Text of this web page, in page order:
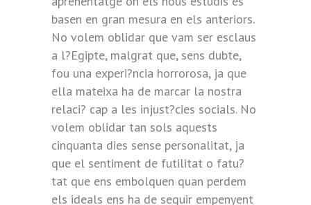
basen en gran mesura en els anteriors.
No volem oblidar que vam ser esclaus
a l?Egipte, malgrat que, sens dubte,
fou una experi?ncia horrorosa, ja que
ella mateixa ha de marcar la nostra
relaci? cap a les injust?cies socials. No
volem oblidar tan sols aquests
cinquanta dies sense personalitat, ja
que el sentiment de futilitat o fatu?
tat que ens embolquen quan perdem
els ideals ens ha de seguir empenyent